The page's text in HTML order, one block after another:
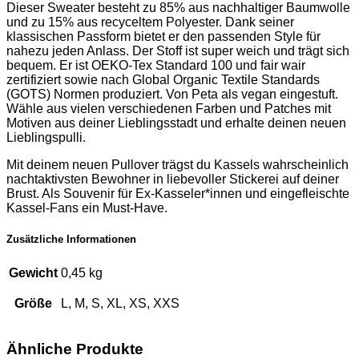
Dieser Sweater besteht zu 85% aus nachhaltiger Baumwolle
und zu 15% aus recyceltem Polyester. Dank seiner
klassischen Passform bietet er den passenden Style für
nahezu jeden Anlass. Der Stoff ist super weich und trägt sich
bequem. Er ist OEKO-Tex Standard 100 und fair wair
zertifiziert sowie nach Global Organic Textile Standards
(GOTS) Normen produziert. Von Peta als vegan eingestuft.
Wähle aus vielen verschiedenen Farben und Patches mit
Motiven aus deiner Lieblingsstadt und erhalte deinen neuen
Lieblingspulli.
Mit deinem neuen Pullover trägst du Kassels wahrscheinlich
nachtaktivsten Bewohner in liebevoller Stickerei auf deiner
Brust. Als Souvenir für Ex-Kasseler*innen und eingefleischte
Kassel-Fans ein Must-Have.
Zusätzliche Informationen
Gewicht 0,45 kg
Größe L, M, S, XL, XS, XXS
Ähnliche Produkte